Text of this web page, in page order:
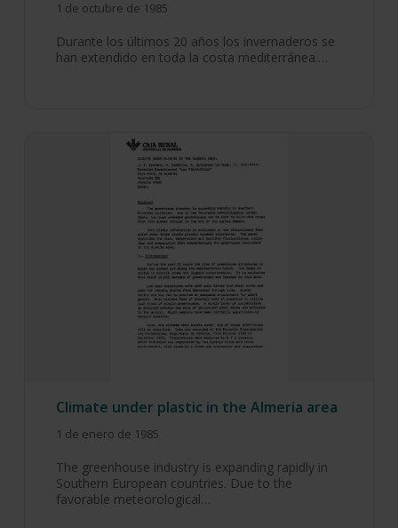
1 de octubre de 1985
Durante los últimos 20 años los invernaderos se
han extendido en toda la costa mediterránea.…
Climate under plastic in the Almeria area
1 de enero de 1985
The greenhouse industry is expanding rapidly in
Southern European countries. Due to the
favorable meteorological…